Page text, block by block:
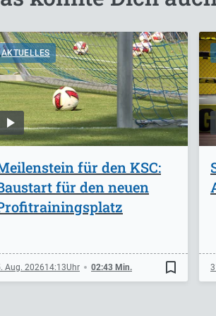
AKTUELLES
für den KSC:
für den neuen
Aug. 202614:13 02:43 Min. bookmark_border